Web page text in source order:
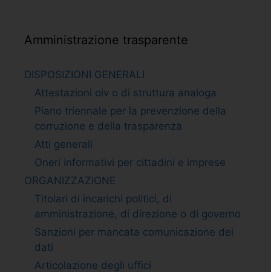
Amministrazione trasparente
DISPOSIZIONI GENERALI
Attestazioni oiv o di struttura analoga
Piano triennale per la prevenzione della
corruzione e della trasparenza
Atti generali
Oneri informativi per cittadini e imprese
ORGANIZZAZIONE
Titolari di incarichi politici, di
amministrazione, di direzione o di governo
Sanzioni per mancata comunicazione dei
dati
Articolazione degli uffici